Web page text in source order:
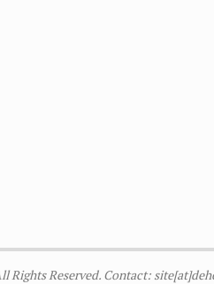
Rights Reserved. Contact: